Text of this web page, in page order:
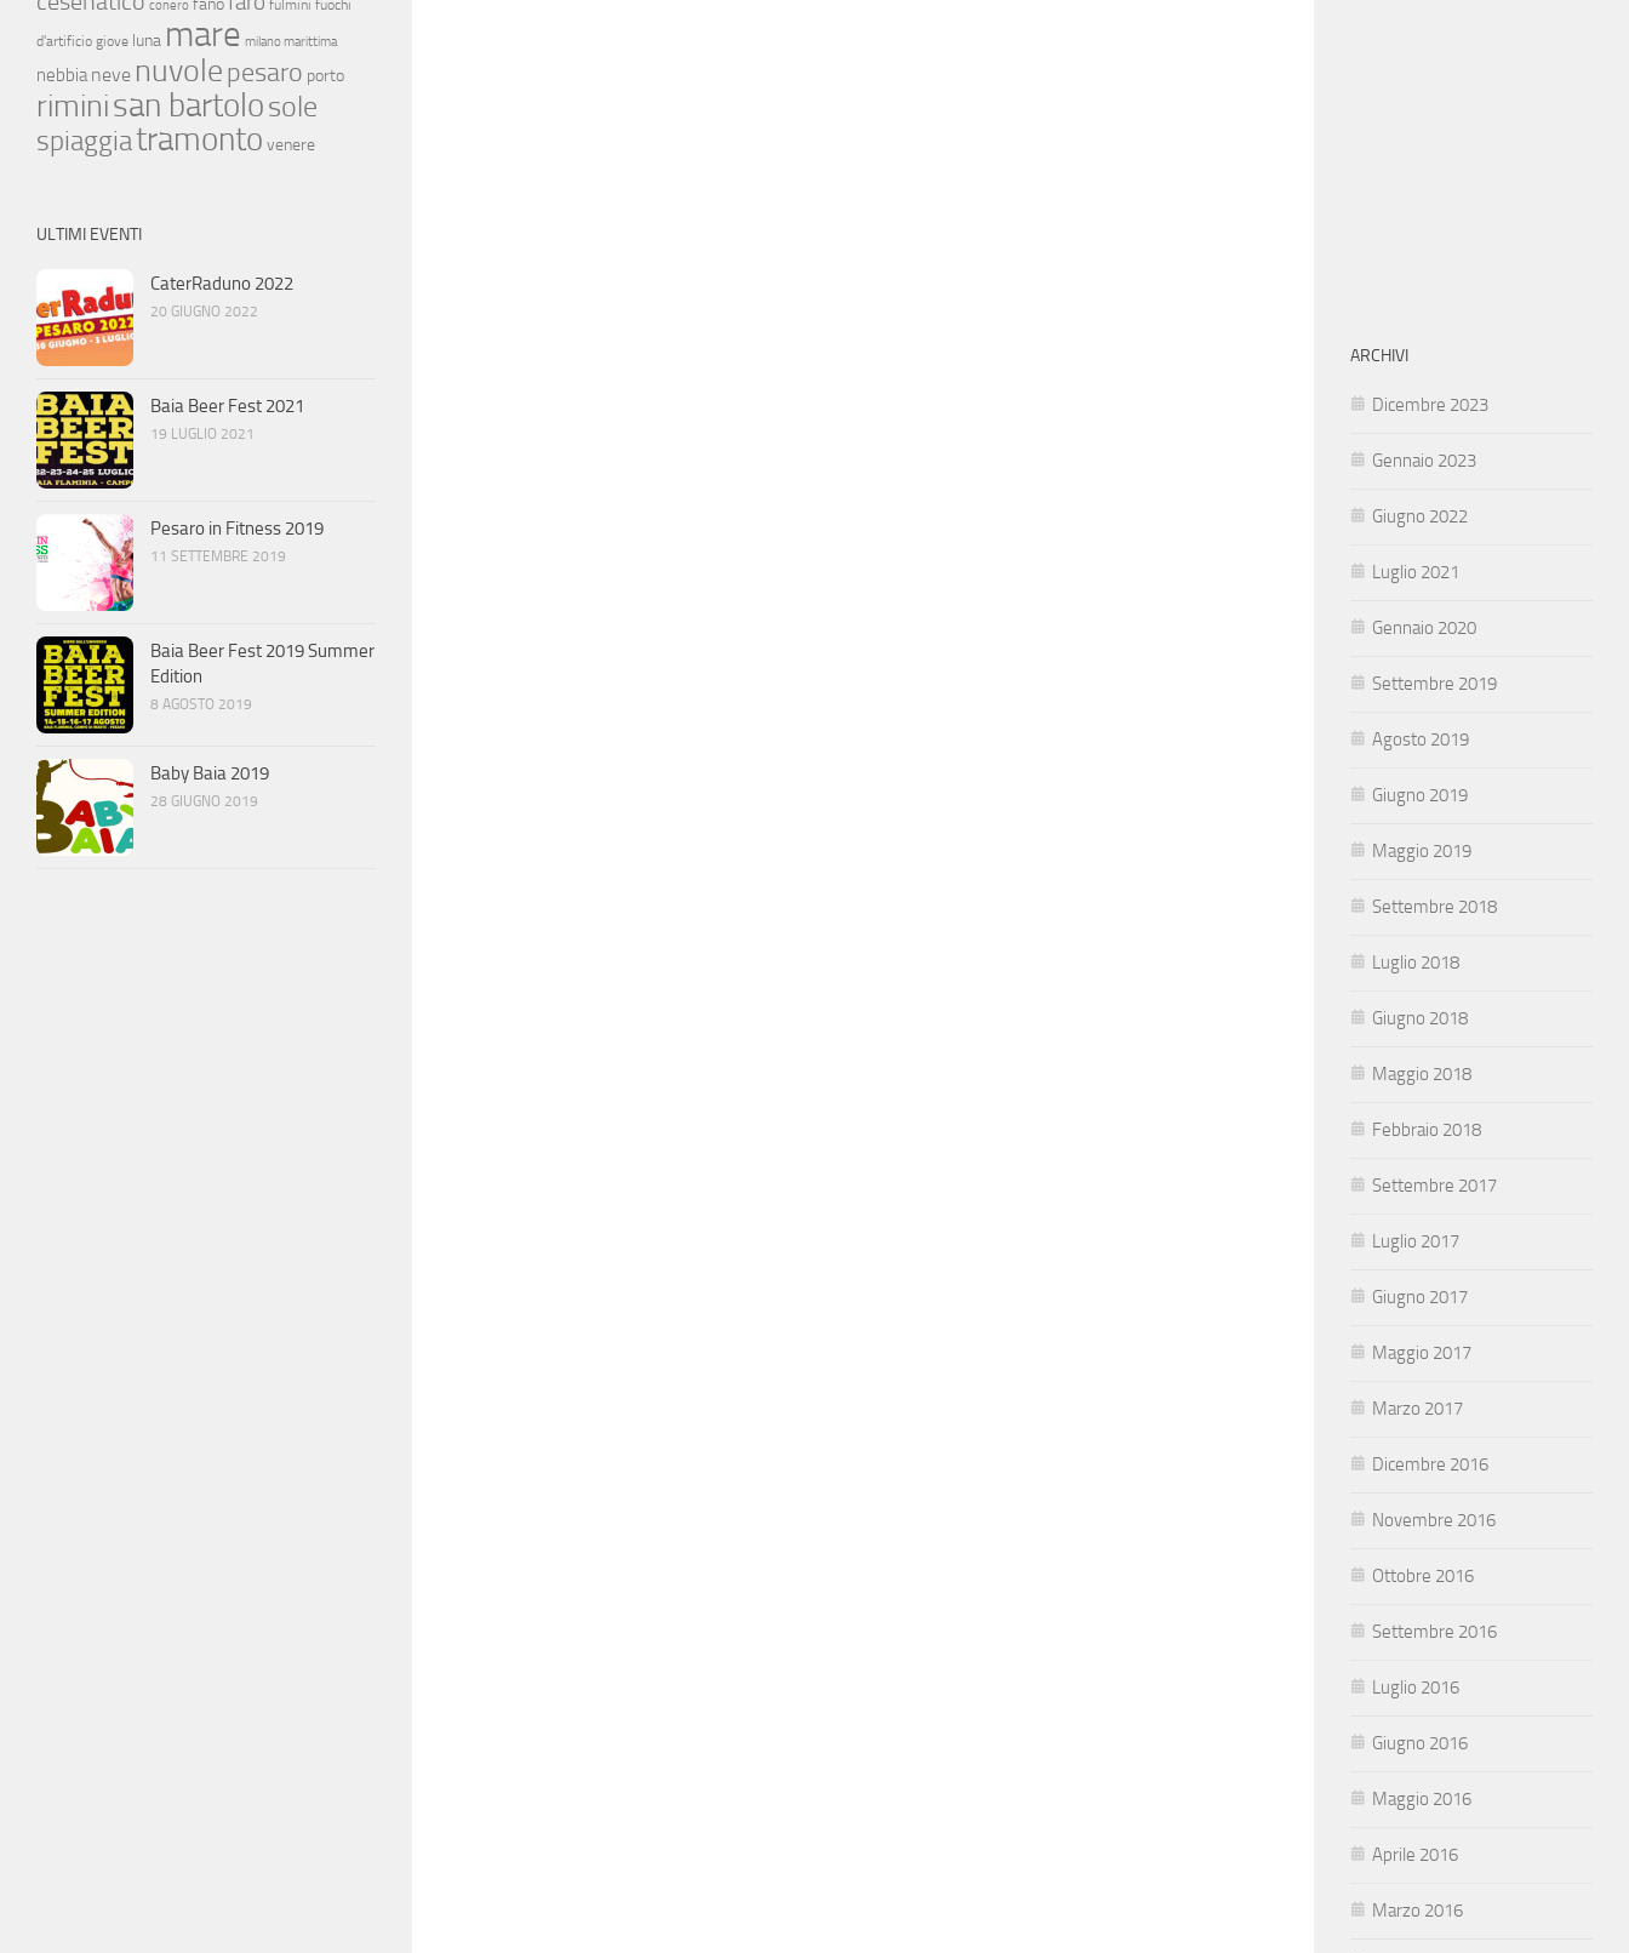
conero fulmini fuochi
d'artificio giove luna mare milano marittima
nebbia neve nuvolepesaro porto
riminisan bartolosole
spiaggiatramonto venere
ULTIMI EVENTI
CaterRaduno 2022
20 GIUGNO 2022
Baia Beer Fest 2021
19 LUGLIO 2021
Pesaro in Fitness 2019
11 SETTEMBRE 2019
Baia Beer Fest 2019 Summer
Edition
8 AGOSTO 2019
Baby Baia 2019
28 GIUGNO 2019
ARCHIVI
Dicembre 2023
Gennaio 2023
Giugno 2022
Luglio 2021
Gennaio 2020
Settembre 2019
Agosto 2019
Giugno 2019
Maggio 2019
Settembre 2018
Luglio 2018
Giugno 2018
Maggio 2018
Febbraio 2018
Settembre 2017
Luglio 2017
Giugno 2017
Maggio 2017
Marzo 2017
Dicembre 2016
Novembre 2016
Ottobre 2016
Settembre 2016
Luglio 2016
Giugno 2016
Maggio 2016
Aprile 2016
Marzo 2016